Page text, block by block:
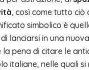
, così come tutto ciò
simbolico è
lanciarsi in una
la pena di citare le
italiane, nelle quali si